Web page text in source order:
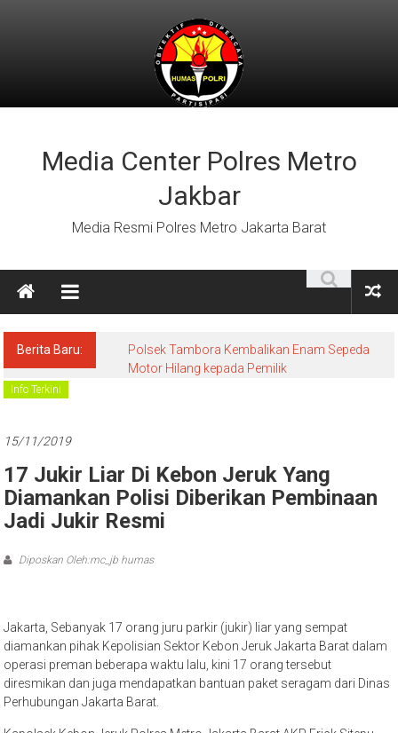
Media Center Polres Metro
Jakbar
Media Resmi Polres Metro Jakarta Barat
Berita Baru:
Polsek Tambora Kembalikan Enam Sepeda
Motor Hilang kepada Pemilik
Info Terkini
15/11/2019
17 Jukir Liar Di Kebon Jeruk Yang
Diamankan Polisi Diberikan Pembinaan
Jadi Jukir Resmi
Diposkan Oleh:mc_jb humas
Jakarta, Sebanyak 17 orang juru parkir (jukir) liar yang sempat
diamankan pihak Kepolisian Sektor Kebon Jeruk Jakarta Barat dalam
operasi preman beberapa waktu lalu, kini 17 orang tersebut
diresmikan dan juga mendapatkan bantuan paket seragam dari Dinas
Perhubungan Jakarta Barat.